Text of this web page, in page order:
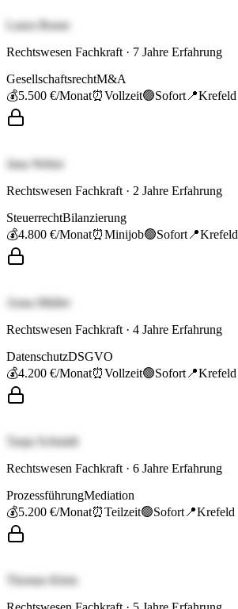
Laura Braun
Rechtswesen Fachkraft · 7 Jahre Erfahrung
GesellschaftsrechtM&A
💰5.500 €/Monat⏰Vollzeit🟢Sofort 📍Krefeld
Jana Weber
Rechtswesen Fachkraft · 2 Jahre Erfahrung
SteuerrechtBilanzierung
💰4.800 €/Monat⏰Minijob🟢Sofort 📍Krefeld
Anna Müller
Rechtswesen Fachkraft · 4 Jahre Erfahrung
DatenschutzDSGVO
💰4.200 €/Monat⏰Vollzeit🟢Sofort 📍Krefeld
Tanja Schmidt
Rechtswesen Fachkraft · 6 Jahre Erfahrung
ProzessführungMediation
💰5.200 €/Monat⏰Teilzeit🟢Sofort 📍Krefeld
Thomas Klein